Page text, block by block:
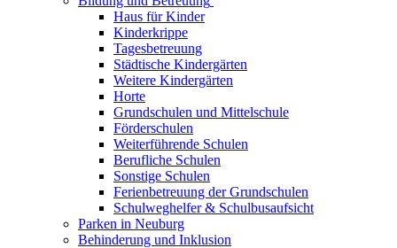
Haus für Kinder
Kinderkrippe
Tagesbetreuung
Städtische Kindergärten
Weitere Kindergärten
Horte
Grundschulen und Mittelschule
Förderschulen
Weiterführende Schulen
Berufliche Schulen
Sonstige Schulen
Ferienbetreuung der Grundschulen
Schulweghelfer & Schulbusaufsicht
Parken in Neuburg
Behinderung und Inklusion